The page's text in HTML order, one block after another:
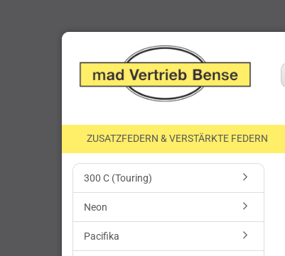
ZUSATZFEDERN & VERSTÄRKTE FEDERN
300 C (Touring)
Neon
Pacifika